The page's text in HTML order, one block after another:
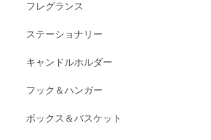
フレグランス
ステーショナリー
キャンドルホルダー
フック＆ハンガー
ボックス＆バスケット